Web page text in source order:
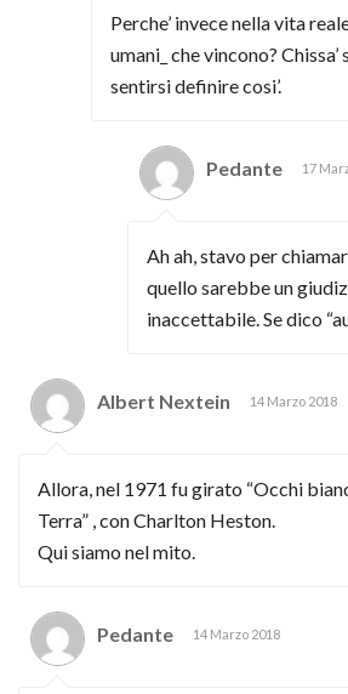
Perche’ invece nella vita
umani_ che vincono? Chissa’
sentirsi definire cosi’.
Pedante 17
Ah ah, stavo per
quello sarebbe un
inaccettabile. Se dico
Albert Nextein 14 Marzo 2018
Allora, nel 1971 fu girato “Occhi
Terra” , con Charlton Heston.
Qui siamo nel mito.
Pedante 14 Marzo 2018